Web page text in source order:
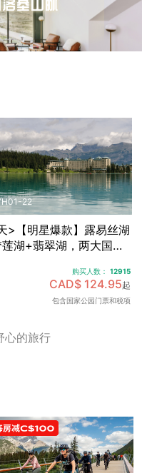
22
>【明星爆款】露易丝湖
湖+翡翠湖，两大国家
购买人数： 12915
CAD$ 124.95起
包含国家公园门票和税项
心的旅行